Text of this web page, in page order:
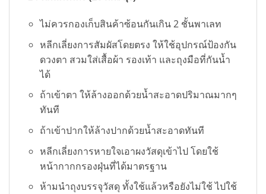
ไม่ควรกองเก็บสินค้าซ้อนกันเกิน 2 ชั้นพาเลท
หลีกเลี่ยงการสัมผัสโดยตรง ให้ใช้อุปกรณ์ป้องกัน
ดวงตา สวมใส่เสื้อผ้า รองเท้า และถุงมือที่กันน้ำ
ได้
ถ้าเข้าตา ให้ล้างออกด้วยน้ำสะอาดปริมาณมากๆ
ทันที
ถ้าเข้าปากให้ล้างปากด้วยน้ำสะอาดทันที
หลีกเลี่ยงการหายใจเอาผงวัสดุเข้าไป โดยใช้
หน้ากากกรองฝุ่นที่ได้มาตรฐาน
ห้ามนำถุงบรรจุวัสดุ ทั้งใช้แล้วหรือยังไม่ใช้ ไปใช้